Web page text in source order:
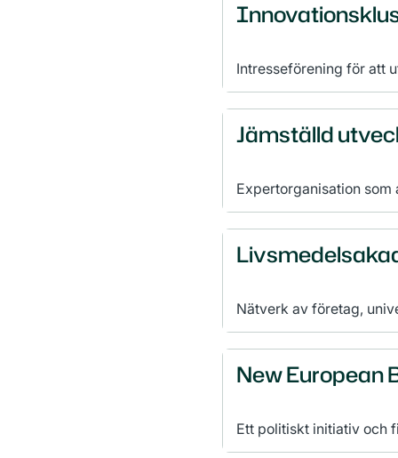
Intresseförening för att
bioenergins potential i
Jämställd
Expertorganisation
jämställdhet. De tar
utbildar och
implementerar metoder
jämställdhetsarbete.
Nätverk av företag,
och andra offentliga
inspireras, skapa
utmaningar i
New European
Ett politiskt initiativ och
omställning i den